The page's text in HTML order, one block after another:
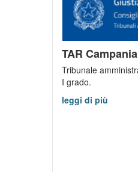
TAR
Tribunale
I grado.
leggi di più